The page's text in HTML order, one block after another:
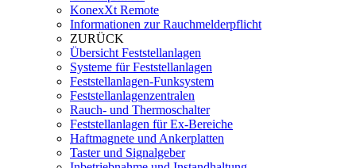
KonexXt Remote
Informationen zur Rauchmelderpflicht
ZURÜCK
Übersicht Feststellanlagen
Systeme für Feststellanlagen
Feststellanlagen-Funksystem
Feststellanlagenzentralen
Rauch- und Thermoschalter
Feststellanlagen für Ex-Bereiche
Haftmagnete und Ankerplatten
Taster und Signalgeber